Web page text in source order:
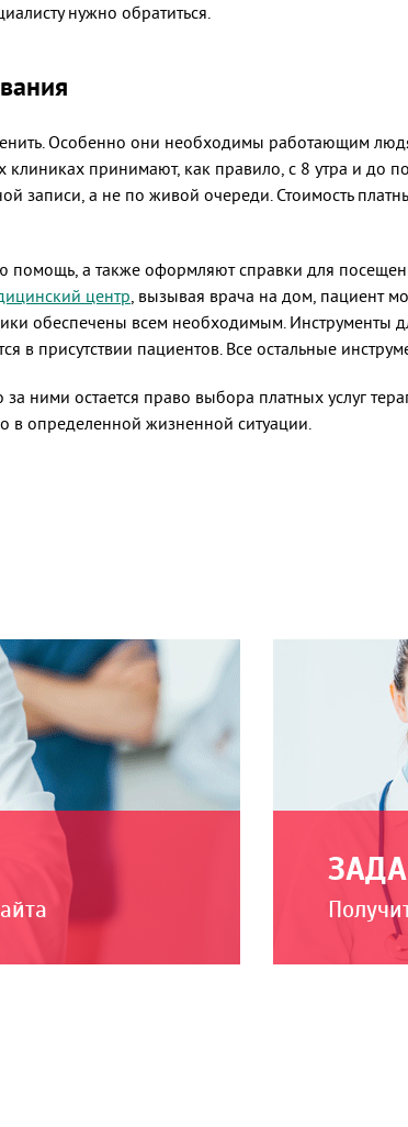
нужно обратиться.
Особенно они необходимы работающим
принимают, как правило, с 8 утра и до
записи, а не по живой очереди. Стоимость
а также оформляют справки для
центр, вызывая врача на дом, пациент
обеспечены всем необходимым. Инструменты
в присутствии пациентов. Все остальные
за ними остается право выбора платных услуг
в определенной жизненной ситуации.